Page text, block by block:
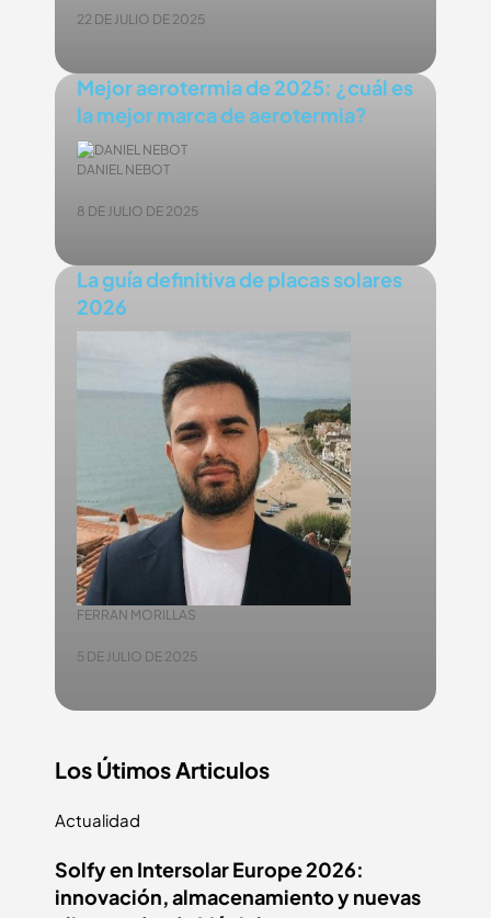
22 DE JULIO DE 2025
Mejor aerotermia de 2025: ¿cuál es
la mejor marca de aerotermia?
DANIEL NEBOT
8 DE JULIO DE 2025
La guía definitiva de placas solares
2026
FERRAN MORILLAS
5 DE JULIO DE 2025
Los Útimos Articulos
Actualidad
Solfy en Intersolar Europe 2026:
innovación, almacenamiento y nuevas